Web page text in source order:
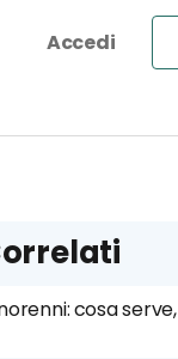
cosa serve,